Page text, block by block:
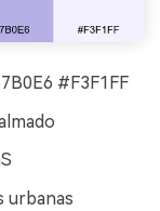
#F3F1FF
urbanas